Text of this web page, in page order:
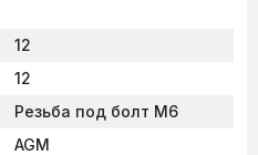
12
12
Резьба под болт М6
AGM